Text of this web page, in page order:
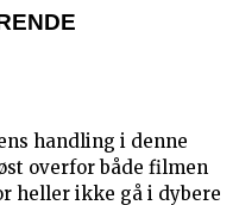
handling i denne
overfor både filmen
heller ikke gå i dybere